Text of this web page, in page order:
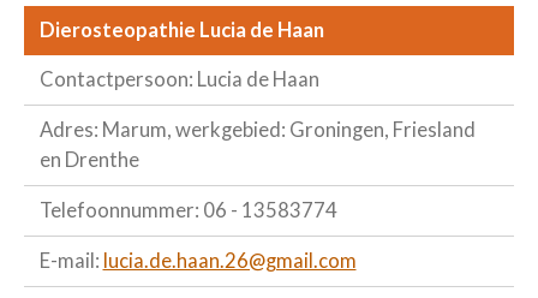
Dierosteopathie Lucia de Haan
Contactpersoon: Lucia de Haan
Adres: Marum, werkgebied: Groningen, Friesland
en Drenthe
Telefoonnummer: 06 - 13583774
E-mail: lucia.de.haan.26@gmail.com